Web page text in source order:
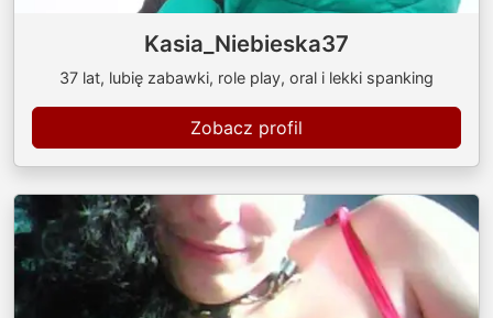
Kasia_Niebieska37
37 lat, lubię zabawki, role play, oral i lekki spanking
Zobacz profil